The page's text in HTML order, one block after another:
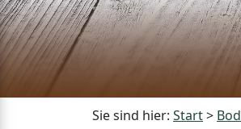
Sie sind hier: Start>